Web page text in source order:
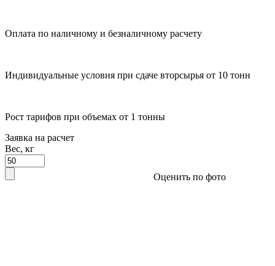
Оплата по наличному и безналичному расчету
Индивидуальные условия при сдаче вторсырья от 10 тонн
Рост тарифов при объемах от 1 тонны
Заявка на расчет
Вес, кг
Оценить по фото